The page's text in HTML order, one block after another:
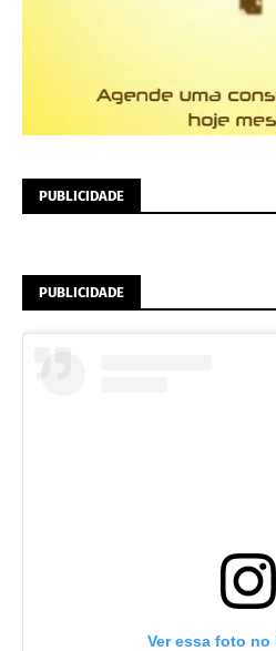
PUBLICIDADE
PUBLICIDADE
Ver essa foto no